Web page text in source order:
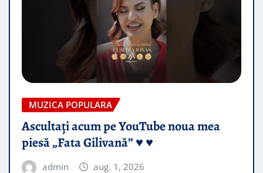
MUZICA POPULARA
Ascultați acum pe YouTube noua mea
piesă „Fata Gilivană” ♥️ ♥️
admin aug. 1, 2026